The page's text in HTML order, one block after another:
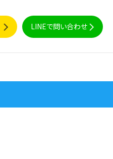
LINEで問い合わせ